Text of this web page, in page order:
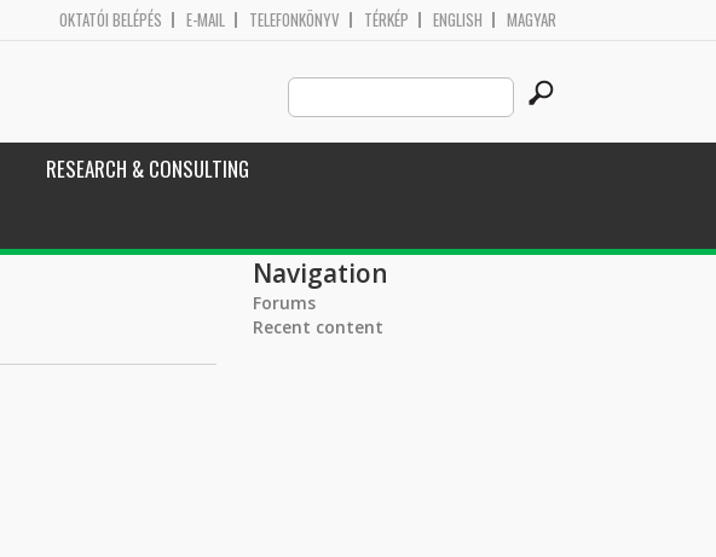
OKTATÓI BELÉPÉS E-MAIL TELEFONKÖNYV TÉRKÉP ENGLISH MAGYAR
Search
this
site
RESEARCH & CONSULTING
Navigation
Forums
Recent content